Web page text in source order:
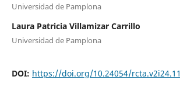
Universidad de Pamplona
Laura Patricia Villamizar Carrillo
Universidad de Pamplona
DOI: https://doi.org/10.24054/